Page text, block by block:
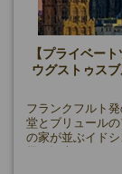
【プライベー
ウグストゥス
フランクフルト
堂とブリュール
の家が並ぶイド